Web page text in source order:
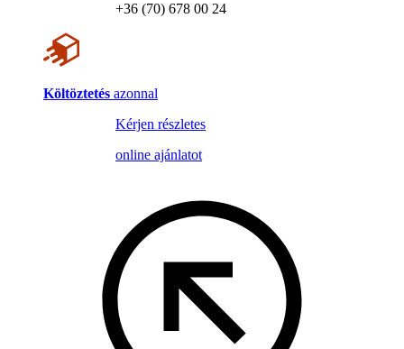
+36 (70) 678 00 24
Költöztetés azonnal
Kérjen részletes
online ajánlatot